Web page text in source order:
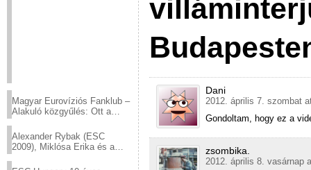
Magyar Eurovíziós Fanklub –
Alakuló közgyűlés: Ott a
Alexander Rybak (ESC
2009), Miklósa Erika és a
sztárjai a Margitszigeten
Dani
2012. április 7. szombat
Gondoltam, hogy ez a
zsombika.
2012. április 8. vasárnap